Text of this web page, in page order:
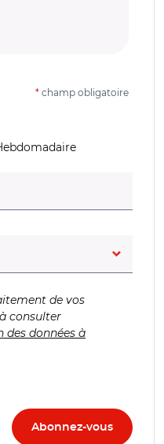
* champ obligatoire
obligatoire)
de vos
consulter
données à